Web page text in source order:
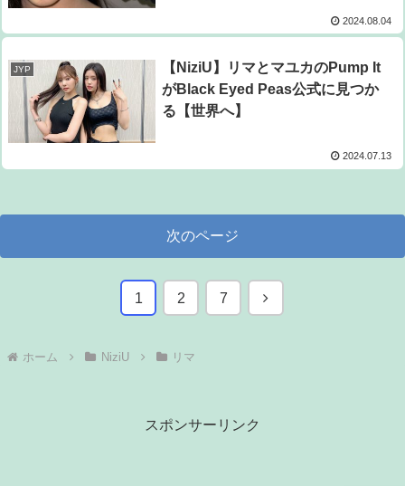
2024.08.04
JYP
【NiziU】リマとマユカのPump It
がBlack Eyed Peas公式に見つか
る【世界へ】
2024.07.13
次のページ
1 2 7 次
ホーム NiziU リマ
スポンサーリンク